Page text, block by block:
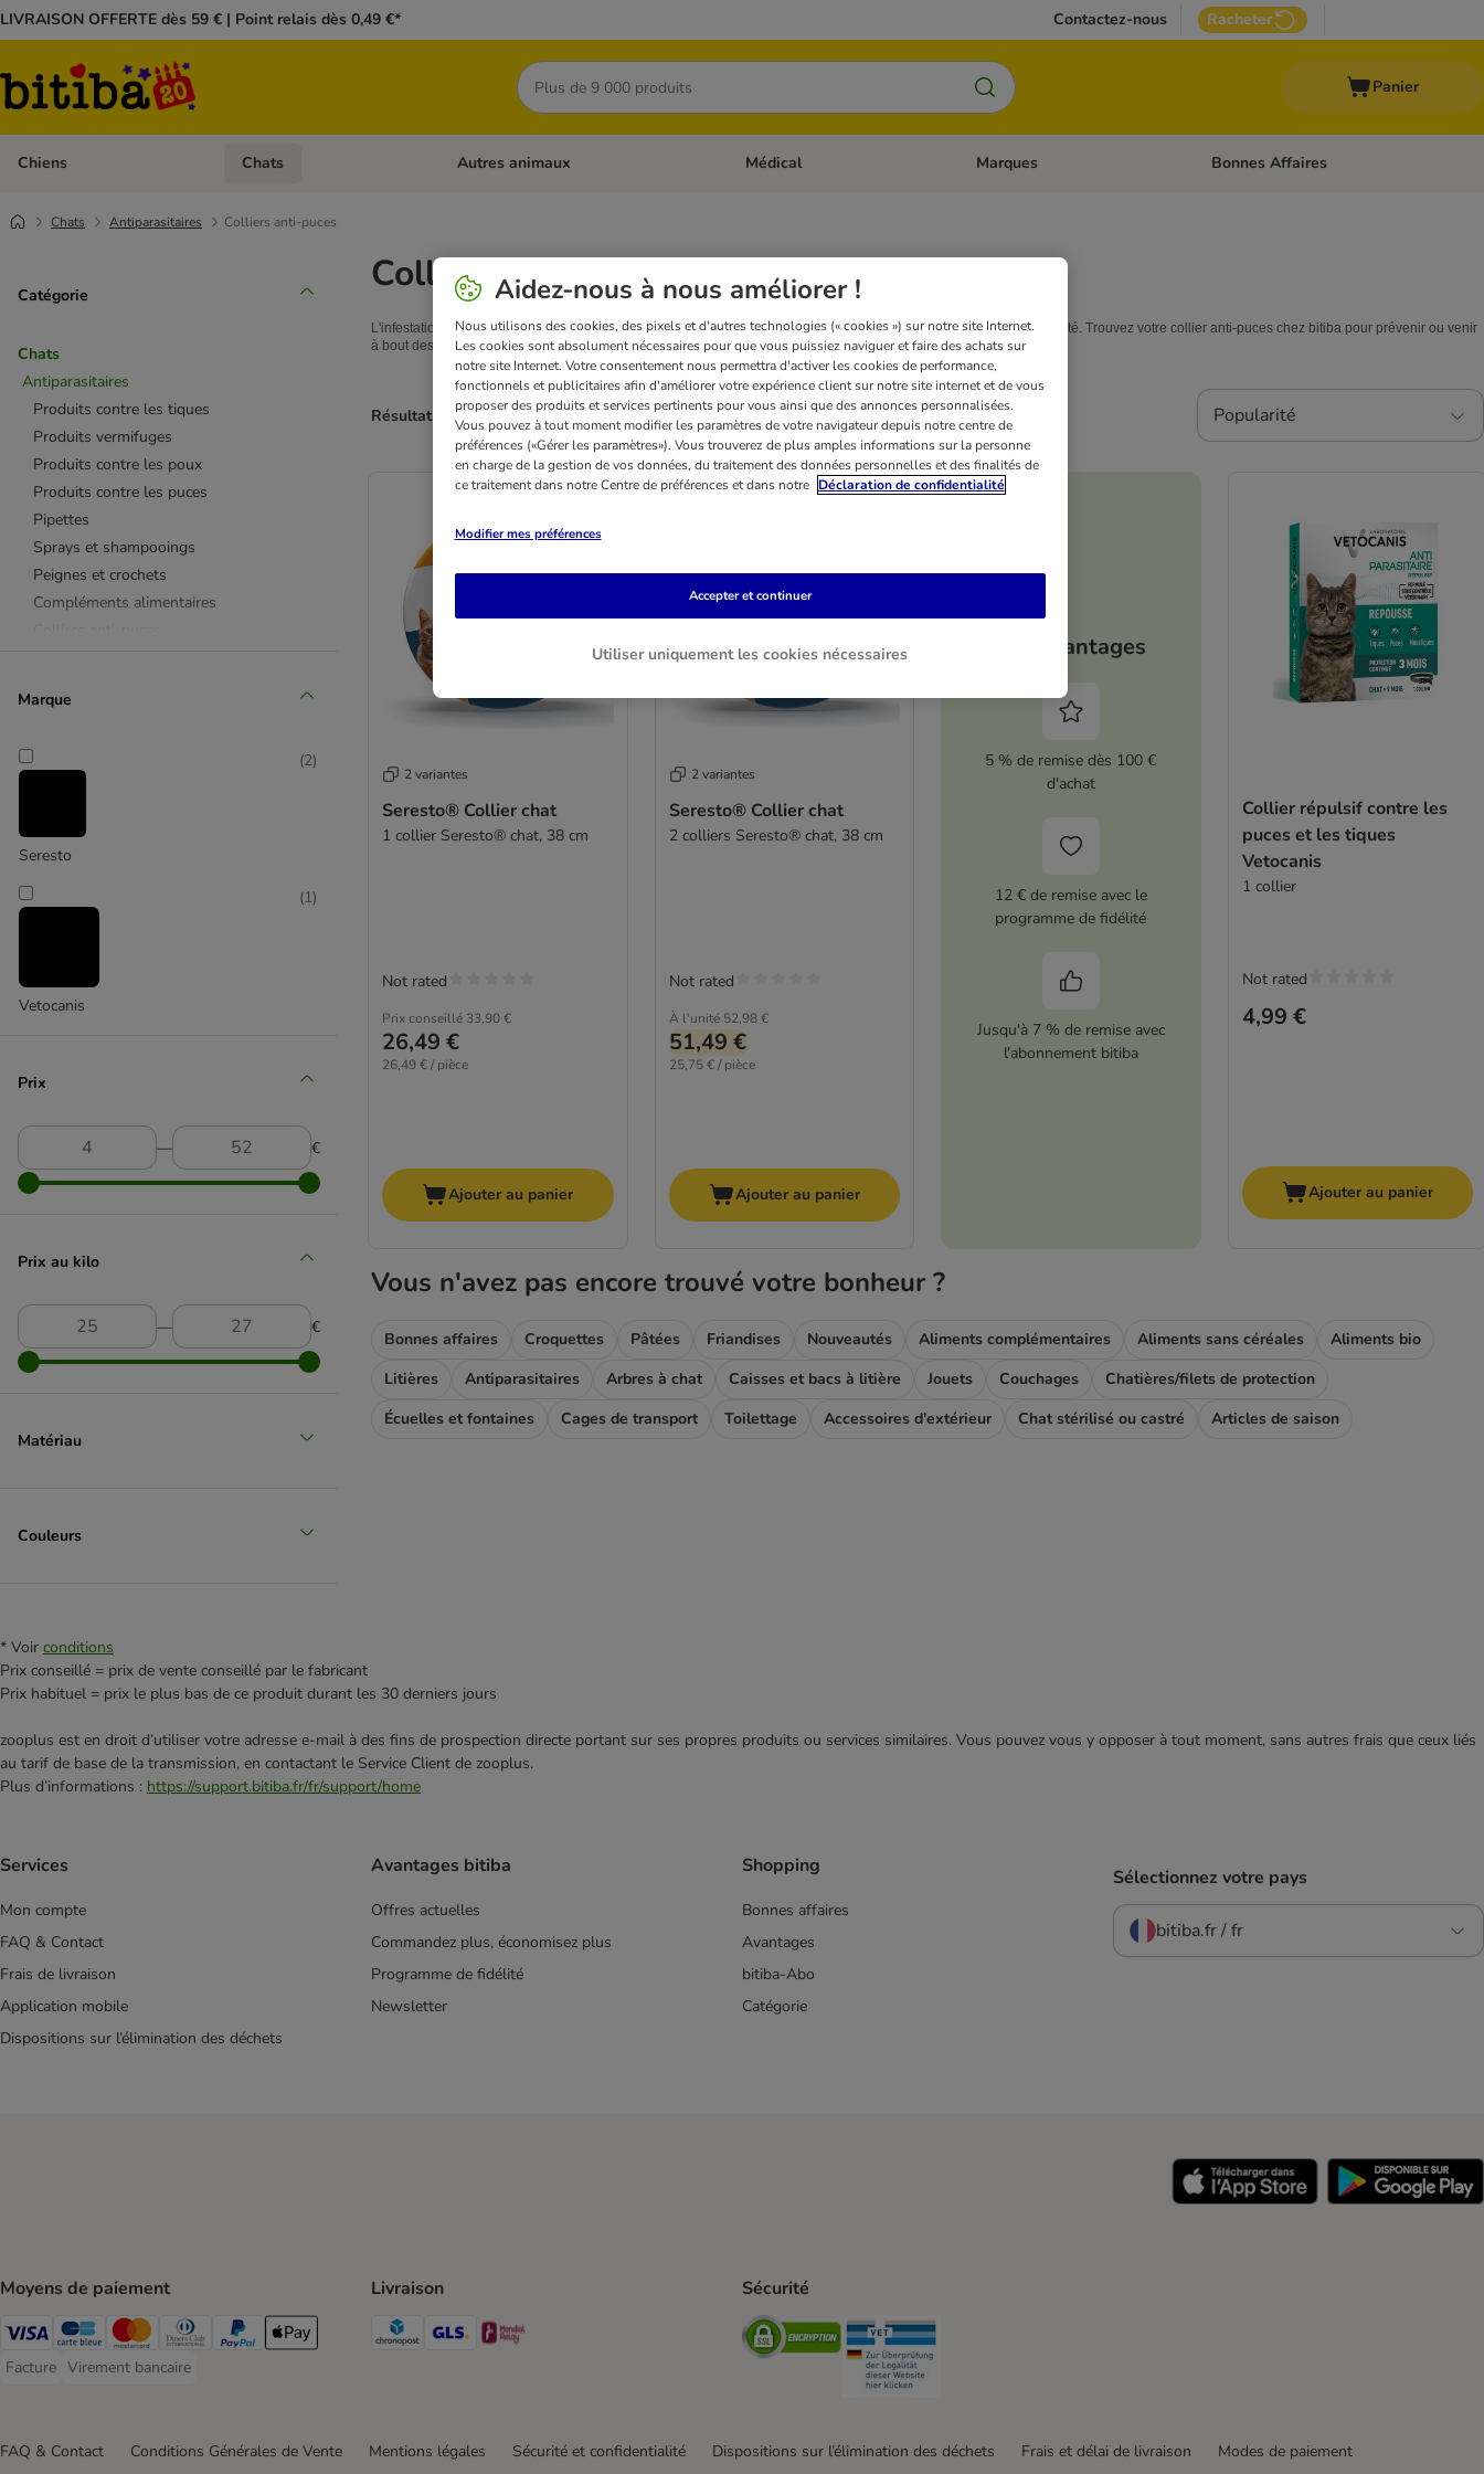
LIVRAISON OFFERTE dès 59 € | Point relais dès 0,49 €* Contactez-nous Racheter
Rechercher
Panier
Chiens Dérouler les catégories: Chiens
Chats Dérouler les catégories: Chats
Autres animaux Dérouler les catégories: Autres animaux
Médical Dérouler les catégories: Médical
Marques Dérouler les catégories: Marques
Bonnes Affaires
Chats Antiparasitaires Colliers anti-puces
Catégorie
Chats
Antiparasitaires
Produits contre les tiques
Produits vermifuges
Produits contre les poux
Produits contre les puces
Pipettes
Sprays et shampooings
Peignes et crochets
Compléments alimentaires
Colliers anti-puces
Frontline
Marque
Seresto
(2)
Vetocanis
(1)
Prix
― €
Prix au kilo
― €
Matériau
Couleurs
Colliers anti-puces
L'infestation des puces et des tiques est très pénible pour votre chat et peut en plus s'avérer dangereuse pour sa santé. Trouvez votre collier anti-puces chez bitiba pour prévenir ou venir
à bout des infestations !
Résultats 1 à 3 sur 3 Popularité
2 variantes
Seresto® Collier chat
1 collier Seresto® chat, 38 cm
Prix conseillé 33,90 €
26,49 €
26,49 € / pièce
Not rated
Ajouter au panier
2 variantes
Seresto® Collier chat
2 colliers Seresto® chat, 38 cm
À l'unité 52,98 €
51,49 €
25,75 € / pièce
Not rated
Ajouter au panier
Vos avantages
5 % de remise dès 100 €
d'achat
12 € de remise avec le
programme de fidélité
Jusqu'à 7 % de remise avec
l'abonnement bitiba
Collier répulsif contre les
puces et les tiques
Vetocanis
1 collier
4,99 €
Not rated
Ajouter au panier
Vous n'avez pas encore trouvé votre bonheur ?
Bonnes affaires Croquettes Pâtées Friandises Nouveautés Aliments complémentaires Aliments sans céréales
Aliments bio
Litières
Antiparasitaires Arbres à chat Caisses et bacs à litière Jouets Couchages
Chatières/filets de protection
Écuelles et fontaines
Cages de transport Toilettage Accessoires d'extérieur Chat stérilisé ou castré Articles de saison
* Voir conditions
Prix conseillé = prix de vente conseillé par le fabricant
Prix habituel = prix le plus bas de ce produit durant les 30 derniers jours
zooplus est en droit d’utiliser votre adresse e‑mail à des fins de prospection directe portant sur ses propres produits ou services similaires. Vous pouvez vous y opposer à tout moment, sans autres frais que ceux liés
au tarif de base de la transmission, en contactant le Service Client de zooplus.
Plus d’informations : https://support.bitiba.fr/fr/support/home
Services
Mon compte
FAQ & Contact
Frais de livraison
Application mobile
Dispositions sur l’élimination des déchets
Avantages bitiba
Offres actuelles
Commandez plus, économisez plus
Programme de fidélité
Newsletter
Shopping
Bonnes affaires
Avantages
bitiba-Abo
Catégorie
Sélectionnez votre pays
bitiba.fr / fr
Moyens de paiement
Visa Payment Method
carte bleue Payment Method
Master Card Payment Method
Diners Club Payment Method
Paypal Payment Method
Apple Pay Payment Method
Facture
Facture Payment Method
Virement bancaire
Virement bancaire Payment Method
Livraison
Chronopost Shipping Method
GLS Shipping Method
Mondial relay Shipping Method
Sécurité
Security
FAQ & Contact Conditions Générales de Vente Mentions légales Sécurité et confidentialité Dispositions sur l’élimination des déchets Frais et délai de livraison
Modes de paiement
Aidez-nous à nous améliorer !
Nous utilisons des cookies, des pixels et d'autres technologies (« cookies ») sur notre site Internet.
Les cookies sont absolument nécessaires pour que vous puissiez naviguer et faire des achats sur
notre site Internet. Votre consentement nous permettra d'activer les cookies de performance,
fonctionnels et publicitaires afin d'améliorer votre expérience client sur notre site internet et de vous
proposer des produits et services pertinents pour vous ainsi que des annonces personnalisées.
Vous pouvez à tout moment modifier les paramètres de votre navigateur depuis notre centre de
préférences («Gérer les paramètres»). Vous trouverez de plus amples informations sur la personne
en charge de la gestion de vos données, du traitement des données personnelles et des finalités de
ce traitement dans notre Centre de préférences et dans notre Déclaration de confidentialité
Modifier mes préférences
Utiliser uniquement les cookies nécessaires
Accepter et continuer